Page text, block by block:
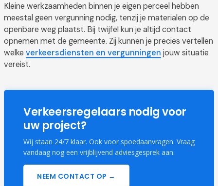
Kleine werkzaamheden binnen je eigen perceel hebben
meestal geen vergunning nodig, tenzij je materialen op de
openbare weg plaatst. Bij twijfel kun je altijd contact
opnemen met de gemeente. Zij kunnen je precies vertellen
welke verkeersdiensten en vergunningen jouw situatie
vereist.
Verkeersregelaars nodig voor
uw project?
Wij staan 24/7 klaar. Ook voor spoedaanvragen. Vraag
vandaag nog een vrijblijvend adviesgesprek aan.
NEEM CONTACT OP →